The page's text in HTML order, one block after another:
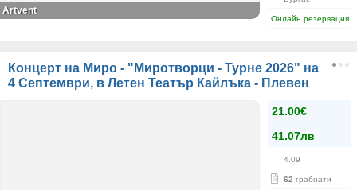
Онлайн резервация
Artvent
Концерт на Миро - "Миротворци - Турне 2026" на
4 Септември, в Летен Театър Кайлъка - Плевен
21.00€
41.07лв
4.09
62 грабнати